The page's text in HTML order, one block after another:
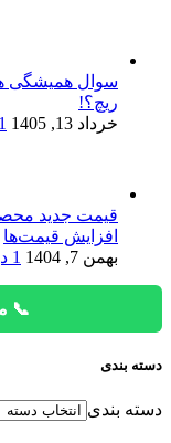
سوال همیشگی
ریچ؟!
خرداد 13, 1405
1 دیدگاه
قیمت جدید
افزایش قیمت‌ها
بهمن 7, 1404
1 دیدگاه
📞
دسته بندی
دسته بندی